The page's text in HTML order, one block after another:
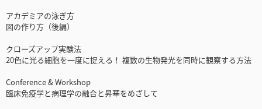
アカデミアの泳ぎ方
図の作り方（後編）
クローズアップ実験法
20色に光る細胞を一度に捉える！ 複数の生物発光を同時に観察する方法
Conference & Workshop
臨床免疫学と病理学の融合と昇華をめざして